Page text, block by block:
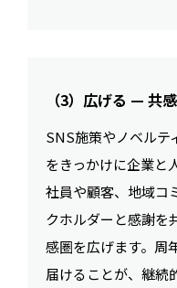
（3）広げる — 共
SNS施策やノベルテ
をきっかけに企業と
社員や顧客、地域コ
クホルダーと感謝を
感圏を広げます。周
届けることが、継続